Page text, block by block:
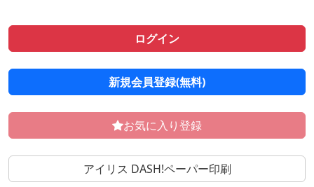
ログイン
新規会員登録(無料)
お気に入り登録
アイリス DASH!ペーパー印刷